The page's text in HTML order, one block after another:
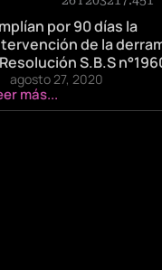
por 90 días la
de la
S.B.S
agosto 27, 2020
más...